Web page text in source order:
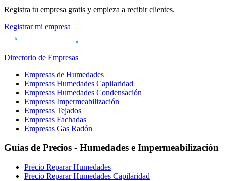
Registra tu empresa gratis y empieza a recibir clientes.
Registrar mi empresa
Directorio de Empresas
Empresas de Humedades
Empresas Humedades Capilaridad
Empresas Humedades Condensación
Empresas Impermeabilización
Empresas Tejados
Empresas Fachadas
Empresas Gas Radón
Guías de Precios - Humedades e Impermeabilización
Precio Reparar Humedades
Precio Reparar Humedades Capilaridad